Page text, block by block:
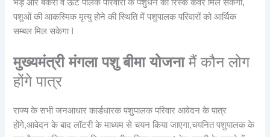
भेड़ और बकरी व ऊंट पालक परिवारों के पशुधन का रिस्क कवर मिल सकेगा,
पशुओं की आकस्मिक मृत्यु होने की स्थिति में पशुपालक परिवारों को आर्थिक
सम्बल मिल सकेगा I
मुख्यमंत्री मंगला पशु बीमा योजनामैं कौन लोग
होंगे पात्र
राज्य के सभी जनआधार कार्डधारक पशुपालक परिवार आवेदन के पात्र
होंगे,आवेदन के बाद लॉटरी के माध्यम से चयन किया जाएगा,चयनित पशुपालक के